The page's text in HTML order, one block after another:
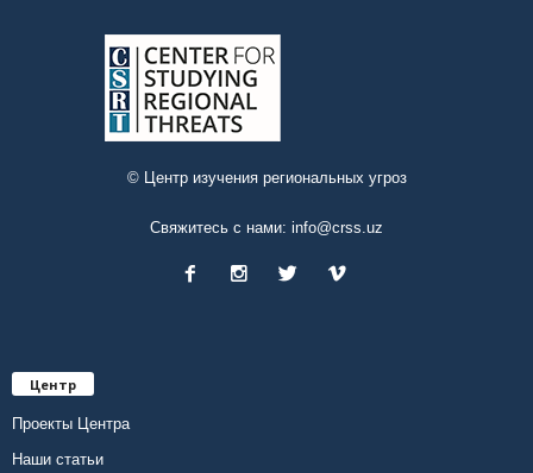
© Центр изучения региональных угроз
Свяжитесь с нами: info@crss.uz
Центр
Проекты Центра
Наши статьи